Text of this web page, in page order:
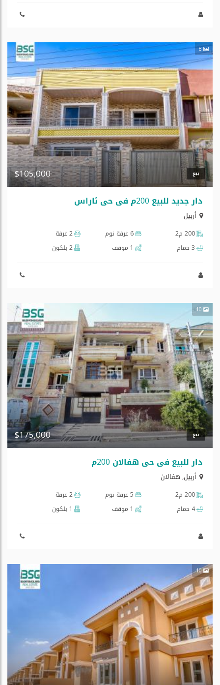
8
بيع $105,000
دار جدید للبیع 200م في حي ئاراس
أربيل
200 م2 6 غرفة نوم
2 غرفة
3 حمام
1 موقف 2 بلكون
10
بيع $175,000
دار للبیع في حي هفالان 200م
أربيل, هفالان
200 م2 5 غرفة نوم
2 غرفة
4 حمام
1 موقف 1 بلكون
10